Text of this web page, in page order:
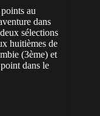
au
dans
sélections
huitièmes de
(3ème) et
dans le